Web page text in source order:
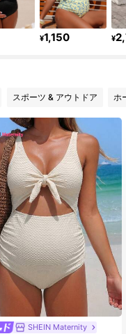
¥1,150 ¥
スポーツ & アウトドア ホ
SHEIN Maternity